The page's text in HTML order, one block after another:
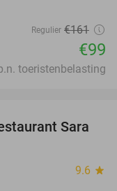
Regulier €161
€99
toeristenbelasting
29%
Sara
9.6 star